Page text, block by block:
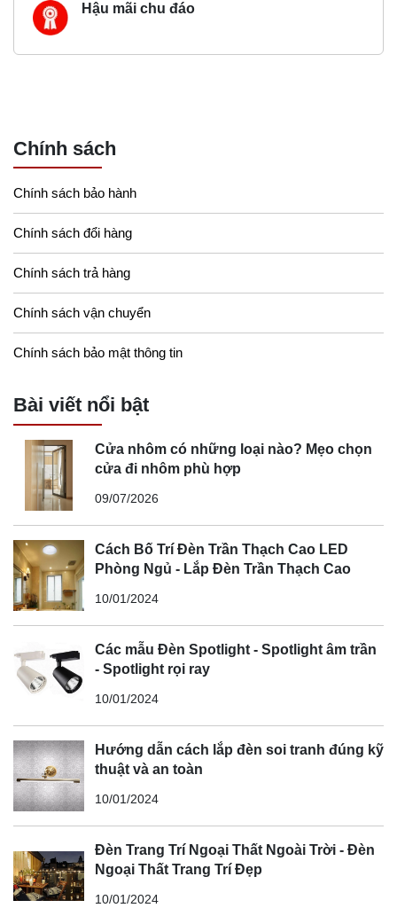
Hậu mãi chu đáo
Chính sách
Chính sách bảo hành
Chính sách đổi hàng
Chính sách trả hàng
Chính sách vận chuyển
Chính sách bảo mật thông tin
Bài viết nổi bật
Cửa nhôm có những loại nào? Mẹo chọn
cửa đi nhôm phù hợp
09/07/2026
Cách Bố Trí Đèn Trần Thạch Cao LED
Phòng Ngủ - Lắp Đèn Trần Thạch Cao
10/01/2024
Các mẫu Đèn Spotlight - Spotlight âm trần
- Spotlight rọi ray
10/01/2024
Hướng dẫn cách lắp đèn soi tranh đúng kỹ
thuật và an toàn
10/01/2024
Đèn Trang Trí Ngoại Thất Ngoài Trời - Đèn
Ngoại Thất Trang Trí Đẹp
10/01/2024